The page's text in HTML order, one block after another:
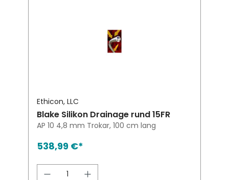
Ethicon, LLC
Blake Silikon Drainage rund 15FR
AP 10 4,8 mm Trokar, 100 cm lang
538,99 €*
Produkt Anzahl: Gib den